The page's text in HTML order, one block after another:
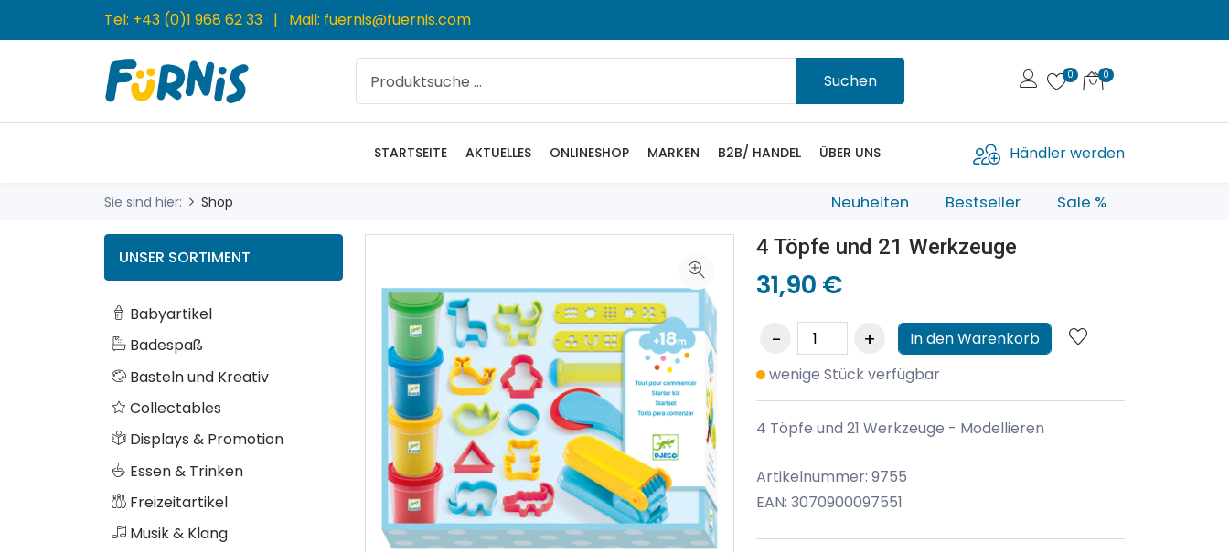
Tel: +43 (0)1 968 62 33 | Mail: fuernis@fuernis.com
Suchen
STARTSEITE AKTUELLES ONLINESHOP MARKEN B2B/ HANDEL ÜBER UNS Händler werden
Sie sind hier: Shop Neuheiten Bestseller Sale %
UNSER SORTIMENT
Babyartikel
Badespaß
Basteln und Kreativ
Collectables
Displays & Promotion
Essen & Trinken
Freizeitartikel
Musik & Klang
4 Töpfe und 21 Werkzeuge
31,90 €
In den Warenkorb
wenige Stück verfügbar
4 Töpfe und 21 Werkzeuge - Modellieren
Artikelnummer: 9755
EAN: 3070900097551